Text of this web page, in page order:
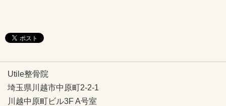
Utile整骨院
埼玉県川越市中原町2-2-1
川越中原町ビル3F A号室